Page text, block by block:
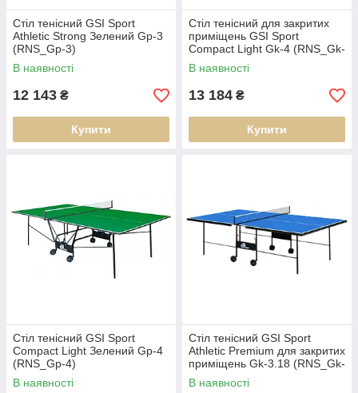
Стіл тенісний GSI Sport
Athletic Strong Зелений Gp-3
(RNS_Gp-3)
В наявності
12 143 ₴
Купити
Стіл тенісний для закритих
приміщень GSI Sport
Compact Light Gk-4 (RNS_Gk-
4)
В наявності
13 184 ₴
Купити
Стіл тенісний GSI Sport
Compact Light Зелений Gp-4
(RNS_Gp-4)
В наявності
Стіл тенісний GSI Sport
Athletic Premium для закритих
приміщень Gk-3.18 (RNS_Gk-
3.18)
В наявності